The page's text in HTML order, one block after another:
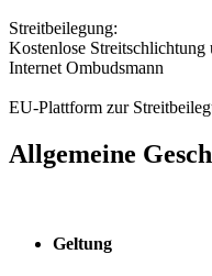
Streitbeilegung:
Kostenlose
Internet Ombudsmann
EU-Plattform zur
Allgemeine
Geltung